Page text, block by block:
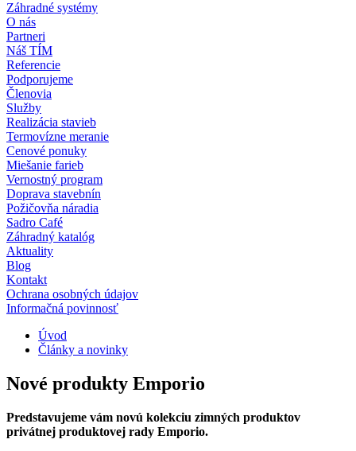
Záhradné systémy
O nás
Partneri
Náš TÍM
Referencie
Podporujeme
Členovia
Služby
Realizácia stavieb
Termovízne meranie
Cenové ponuky
Miešanie farieb
Vernostný program
Doprava stavebnín
Požičovňa náradia
Sadro Café
Záhradný katalóg
Aktuality
Blog
Kontakt
Ochrana osobných údajov
Informačná povinnosť
Úvod
Články a novinky
Nové produkty Emporio
Predstavujeme vám novú kolekciu zimných produktov
privátnej produktovej rady Emporio.